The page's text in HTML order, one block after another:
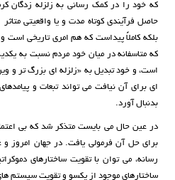
که خود را در کمک رسانی به زلزله زدگان
حاصل فرآیندی کوتاه مدت و یا واقعیتی
بلکه کاملاً پیداست که هم امری تاریخی است
که متاسفانه در میان خود مردم نسبت به
است، و خود تبدیل به «زلزله ای بزرگ تر و
ای برای آن نیافت می تواند تبعات و
بدنبال آورد.
در عین حال می بایست متذکر شد که بی
برای حل آن فرمولی یافت. در جهان امروز و
رسانه، می توان با تقویت ساختارهای
ساختارهای موجود از یکسو و تقویت سیستم